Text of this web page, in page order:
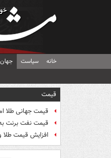
خانه سیاست جهان
قیمت
قیمت جهانی طلا امروز ۱۵
قیمت نفت برنت به ۷۹ دلار
افزایش قیمت طلا